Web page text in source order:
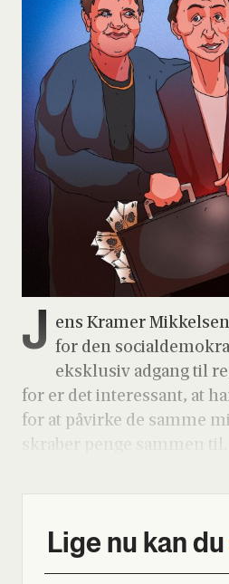
J ens Kra­mer
for den
eks­klu­siv adgang til
for er det inter­es­sant, at
for at påvir­ke de sam­me
Lige nu kan du